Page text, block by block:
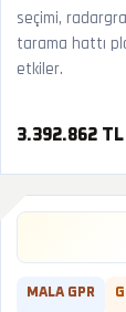
seçimi,
tarama hattı
etkiler.
3.392.862 TL
MALA GPR